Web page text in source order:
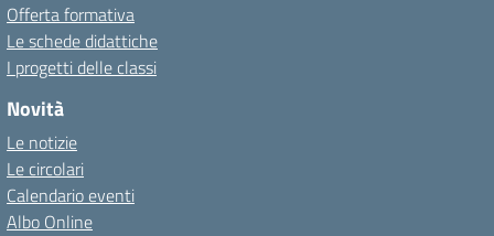
Offerta formativa
Le schede didattiche
I progetti delle classi
Novità
Le notizie
Le circolari
Calendario eventi
Albo Online